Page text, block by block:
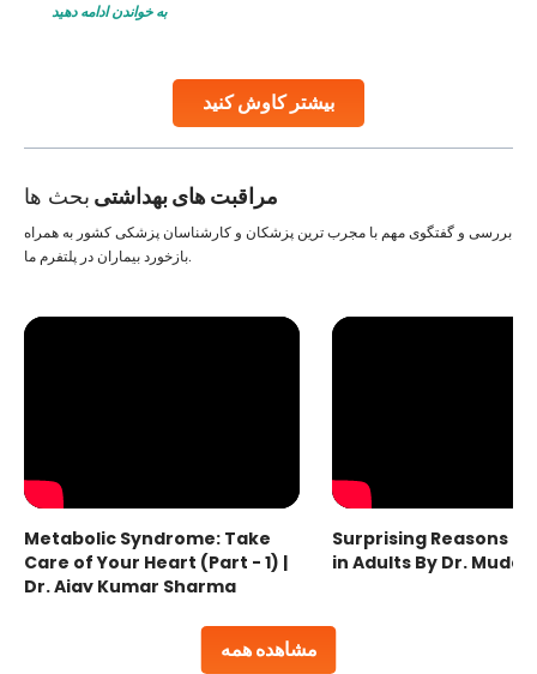
بیشتر کاوش کنید
globe are searching for treatments like angioplasty and
Studies, such as one published
به خواندن ادامه دهید
مراقبت های بهداشتی بحث ها
مشاهده همه
بررسی و گفتگوی مهم با مجرب ترین پزشکان و کارشناسان پزشکی کشور به همراه
بازخورد بیماران در پلتفرم ما.
Metabolic Syndrome: Take
Care of Your Heart (Part - 1) |
Dr. Ajay Kumar Sharma
Surprising Reasons
in Adults By Dr.